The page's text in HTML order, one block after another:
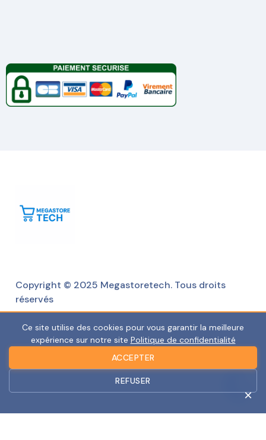
Copyright © 2025 Megastoretech. Tous droits
réservés
Ce site utilise des cookies pour vous garantir la meilleure
expérience sur notre site Politique de confidentialité
ACCEPTER
REFUSER
×